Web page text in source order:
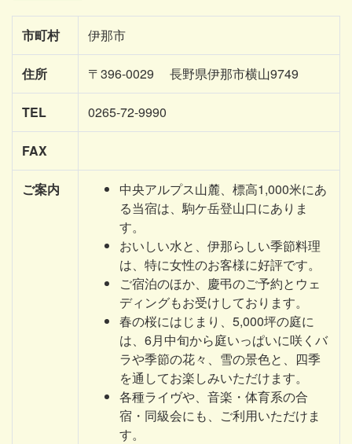
市町村 伊那市
住所 〒396-0029 長野県伊那市横山9749
TEL 0265-72-9990
FAX
ご案内
中央アルプス山麓、標高1,000米にあ
る当宿は、駒ケ岳登山口にありま
す。
おいしい水と、伊那らしい季節料理
は、特に女性のお客様に好評です。
ご宿泊のほか、慶弔のご予約とウェ
ディングもお受けしております。
春の桜にはじまり、5,000坪の庭に
は、6月中旬から庭いっぱいに咲くバ
ラや季節の花々、雪の景色と、四季
を通してお楽しみいただけます。
各種ライヴや、音楽・体育系の合
宿・同級会にも、ご利用いただけま
す。